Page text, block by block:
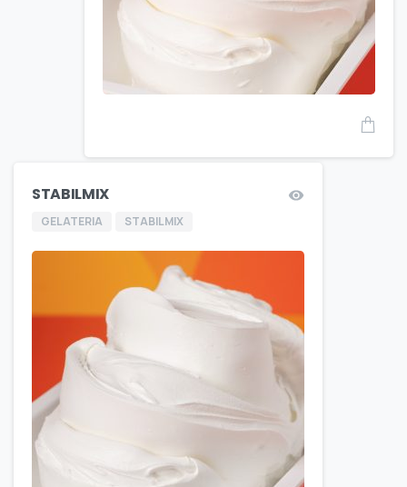
STABILMIX
GELATERIA STABILMIX